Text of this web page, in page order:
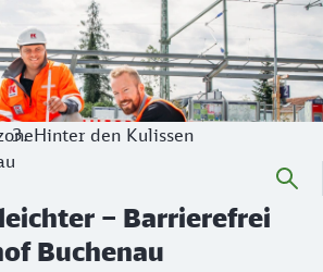
– Barrierefrei am
eines der großen Ziele, die sich
Hinter den Kulissen
– Barrierefrei
Buchenau